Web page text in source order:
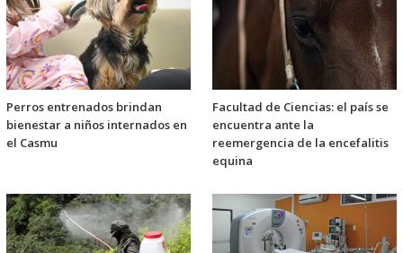
Perros entrenados brindan
bienestar a niños internados en
el Casmu
Facultad de Ciencias: el país se
encuentra ante la
reemergencia de la encefalitis
equina